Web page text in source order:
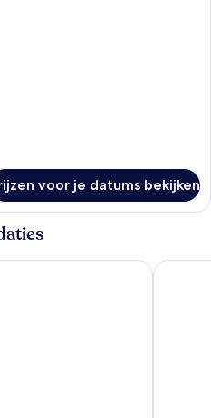
voor je datums bekijken
Hotel